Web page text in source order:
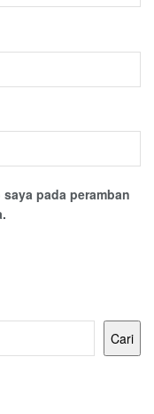
pada peramban
Cari